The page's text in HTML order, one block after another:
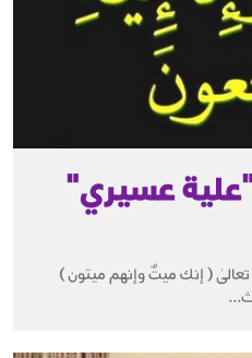
"علية عسيري"
( إنك ميتٌ وإنهم ميتون )